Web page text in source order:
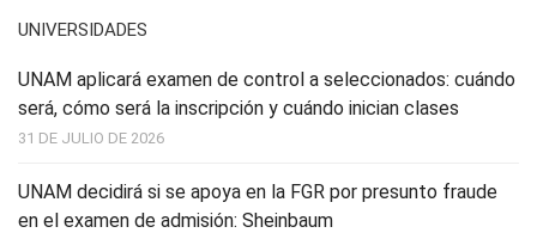
UNIVERSIDADES
UNAM aplicará examen de control a seleccionados: cuándo
será, cómo será la inscripción y cuándo inician clases
31 DE JULIO DE 2026
UNAM decidirá si se apoya en la FGR por presunto fraude
en el examen de admisión: Sheinbaum